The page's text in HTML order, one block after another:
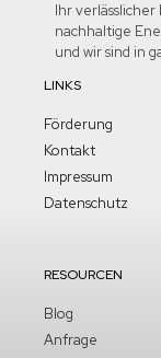
Ihr
nachhaltige
und wir sind in
LINKS
Förderung
Kontakt
Impressum
Datenschutz
RESOURCEN
Blog
Anfrage